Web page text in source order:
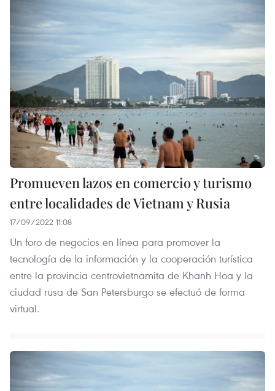
Promueven lazos en comercio y turismo
entre localidades de Vietnam y Rusia
17/09/2022 11:08
Un foro de negocios en línea para promover la
tecnología de la información y la cooperación turística
entre la provincia centrovietnamita de Khanh Hoa y la
ciudad rusa de San Petersburgo se efectuó de forma
virtual.